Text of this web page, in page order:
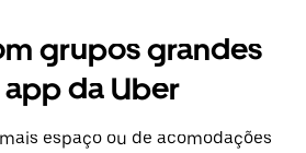
grupos grandes
da Uber
espaço ou de acomodações